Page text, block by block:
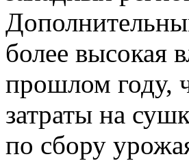
более высокая
прошлом году,
затраты на
по сбору